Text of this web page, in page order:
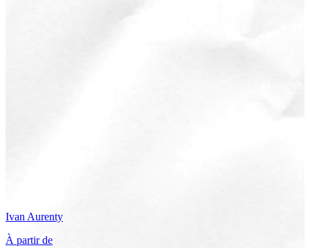
Ivan Aurenty
À partir de